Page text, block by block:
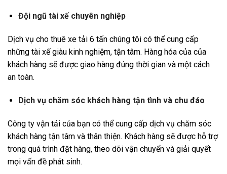
Đội ngũ tài xế chuyên nghiệp
Dịch vụ cho thuê xe tải 6 tấn chúng tôi có thể cung cấp
những tài xế giàu kinh nghiệm, tận tâm. Hàng hóa của của
khách hàng sẽ được giao hàng đúng thời gian và một cách
an toàn.
Dịch vụ chăm sóc khách hàng tận tình và chu đáo
Công ty vận tải của bạn có thể cung cấp dịch vụ chăm sóc
khách hàng tận tâm và thân thiện. Khách hàng sẽ được hỗ trợ
trong quá trình đặt hàng, theo dõi vận chuyển và giải quyết
mọi vấn đề phát sinh.